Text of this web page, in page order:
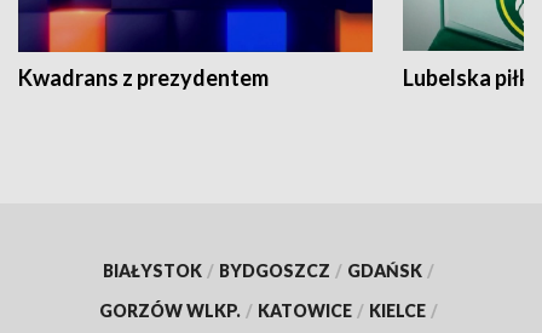
Kwadrans z prezydentem Lubelska piłka
BIAŁYSTOK / BYDGOSZCZ / GDAŃSK /
GORZÓW WLKP. / KATOWICE / KIELCE /